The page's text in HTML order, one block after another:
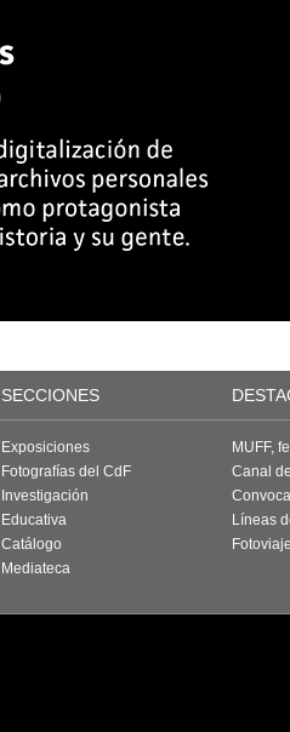
SECCIONES
Exposiciones
Fotografías del CdF
Investigación
Educativa
Catálogo
Mediateca
MUFF,
Canal
Líneas